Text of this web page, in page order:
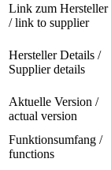
Link zum Hersteller
/ link to supplier
Hersteller Details /
Supplier details
Aktuelle Version /
actual version
Funktionsumfang /
functions